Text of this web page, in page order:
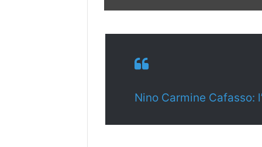
Nino Carmine Cafasso: